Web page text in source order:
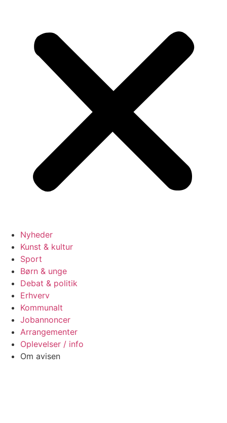
Nyheder
Kunst & kultur
Sport
Børn & unge
Debat & politik
Erhverv
Kommunalt
Jobannoncer
Arrangementer
Oplevelser / info
Om avisen